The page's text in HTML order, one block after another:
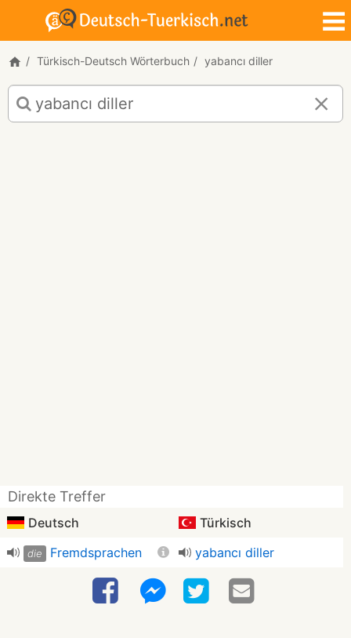
Türkisch-Deutsch Wörterbuch yabancı diller
Türkisch-
Deutsch
Übersetzung
Direkte Treffer
Deutsch Türkisch
die Fremdsprachen yabancı diller